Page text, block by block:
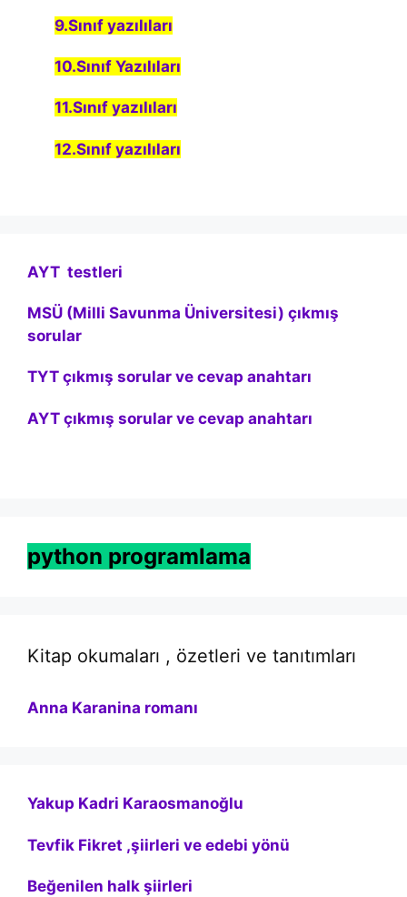
9.Sınıf yazılıları
10.Sınıf Yazılıları
11.Sınıf yazılıları
12.Sınıf yazılıları
AYT testleri
MSÜ (Milli Savunma Üniversitesi) çıkmış
sorular
TYT çıkmış sorular ve cevap anahtarı
AYT çıkmış sorular ve cevap anahtarı
python programlama
Kitap okumaları , özetleri ve tanıtımları
Anna Karanina romanı
Yakup Kadri Karaosmanoğlu
Tevfik Fikret ,şiirleri ve edebi yönü
Beğenilen halk şiirleri